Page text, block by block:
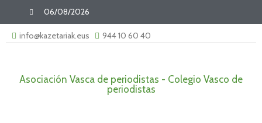
06/08/2026
info@kazetariak.eus 944 10 60 40
Asociación Vasca de periodistas - Colegio Vasco de
periodistas